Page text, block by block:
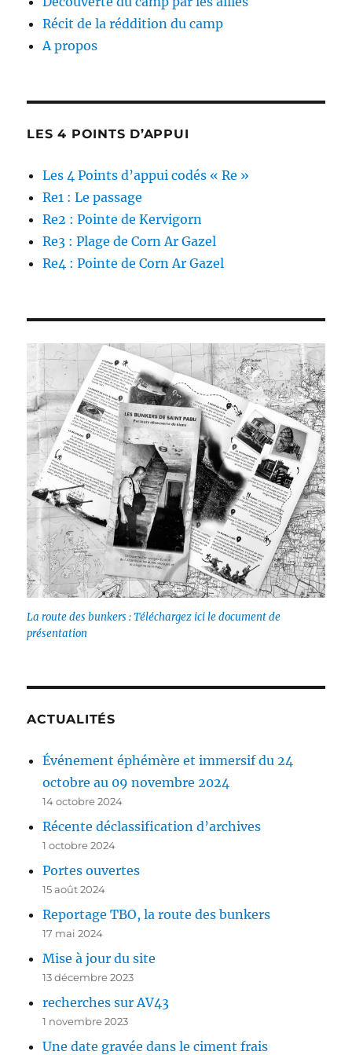
Récit de la réddition du camp
A propos
LES 4 POINTS D’APPUI
Les 4 Points d’appui codés « Re »
Re1 : Le passage
Re2 : Pointe de Kervigorn
Re3 : Plage de Corn Ar Gazel
Re4 : Pointe de Corn Ar Gazel
La route des bunkers : Téléchargez ici le document de
présentation
ACTUALITÉS
Événement éphémère et immersif du 24
octobre au 09 novembre 2024
14 octobre 2024
Récente déclassification d’archives
1 octobre 2024
Portes ouvertes
15 août 2024
Reportage TBO, la route des bunkers
17 mai 2024
Mise à jour du site
13 décembre 2023
recherches sur AV43
1 novembre 2023
Une date gravée dans le ciment frais